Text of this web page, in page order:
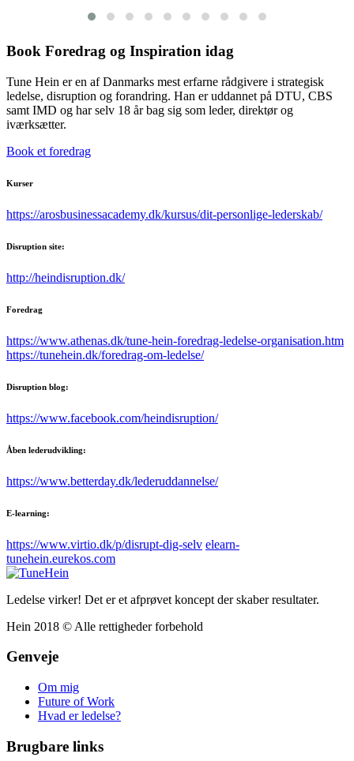
Book Foredrag og Inspiration idag
Tune Hein er en af Danmarks mest erfarne rådgivere i strategisk
ledelse, disruption og forandring. Han er uddannet på DTU, CBS
samt IMD og har selv 18 år bag sig som leder, direktør og
iværksætter.
Book et foredrag
Kurser
https://arosbusinessacademy.dk/kursus/dit-personlige-lederskab/
Disruption site:
http://heindisruption.dk/
Foredrag
https://www.athenas.dk/tune-hein-foredrag-ledelse-organisation.htm
https://tunehein.dk/foredrag-om-ledelse/
Disruption blog:
https://www.facebook.com/heindisruption/
Åben lederudvikling:
https://www.betterday.dk/lederuddannelse/
E-learning:
https://www.virtio.dk/p/disrupt-dig-selv elearn-
tunehein.eurekos.com
Ledelse virker! Det er et afprøvet koncept der skaber resultater.
Hein 2018 © Alle rettigheder forbehold
Genveje
Om mig
Future of Work
Hvad er ledelse?
Brugbare links